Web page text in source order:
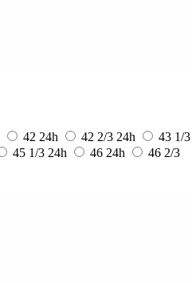
42 24h 42 2/3 24h
43 1/3
45 1/3 24h 46 24h
46 2/3